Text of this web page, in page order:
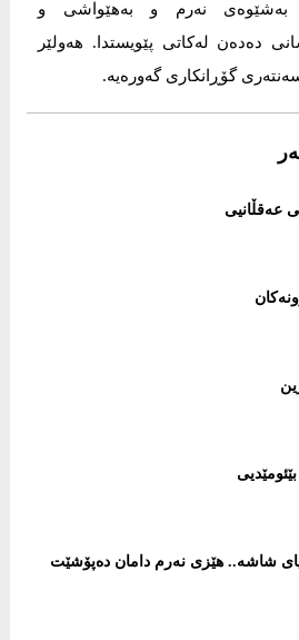
بەشێوەی نەرم و بەهێواشی و
دەدەن لەکاتی پێویستدا. هەولێر
گۆڕانکاری گەورەیە.
عەقڵانیی
شاشە.. هێزی نەرم دامان دەپۆشێت